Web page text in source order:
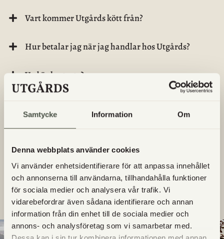
Samtycke Information Om
Denna webbplats använder cookies
Vi använder enhetsidentifierare för att anpassa innehållet
och annonserna till användarna, tillhandahålla funktioner
för sociala medier och analysera vår trafik. Vi
vidarebefordrar även sådana identifierare och annan
information från din enhet till de sociala medier och
annons- och analysföretag som vi samarbetar med.
Vart kommer Utgårds kött från?
Hur betalar jag när jag handlar hos Utgårds?
Vad är lantvete?
Vilka dagar finns det nybakat i gårdsbutiken?
Vilka bröd är bakade på surdeg?
Får jag ta med hunden till Utgård?